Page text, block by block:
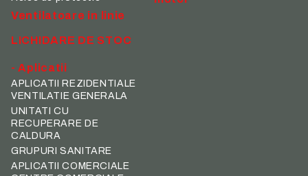
Ventilatoare in linie
LICHIDARE DE STOC
- Aplicatii
APLICATII REZIDENTIALE
VENTILATIE GENERALA
UNITATI CU
RECUPERARE DE
CALDURA
GRUPURI SANITARE
APLICATII COMERCIALE